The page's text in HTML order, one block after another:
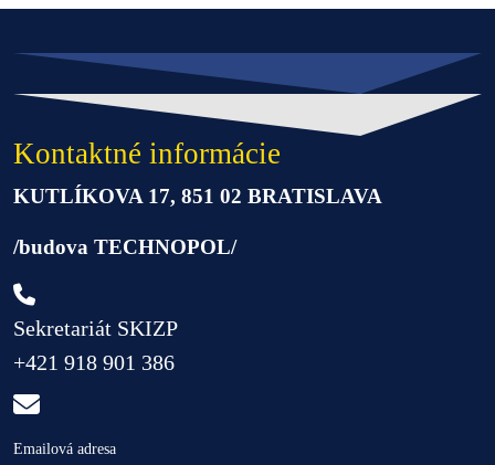
Kontaktné informácie
KUTLÍKOVA 17, 851 02 BRATISLAVA
/budova TECHNOPOL/
Sekretariát SKIZP
+421 918 901 386
Emailová adresa